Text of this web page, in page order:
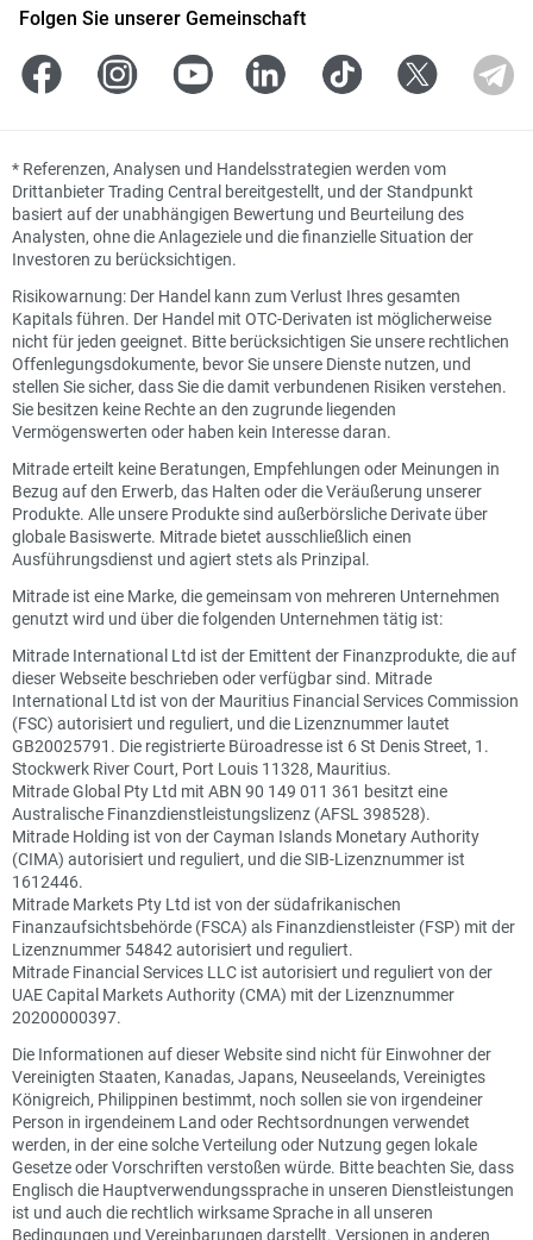
Folgen Sie unserer Gemeinschaft
* Referenzen, Analysen und Handelsstrategien werden vom
Drittanbieter Trading Central bereitgestellt, und der Standpunkt
basiert auf der unabhängigen Bewertung und Beurteilung des
Analysten, ohne die Anlageziele und die finanzielle Situation der
Investoren zu berücksichtigen.
Risikowarnung: Der Handel kann zum Verlust Ihres gesamten
Kapitals führen. Der Handel mit OTC-Derivaten ist möglicherweise
nicht für jeden geeignet. Bitte berücksichtigen Sie unsere rechtlichen
Offenlegungsdokumente, bevor Sie unsere Dienste nutzen, und
stellen Sie sicher, dass Sie die damit verbundenen Risiken verstehen.
Sie besitzen keine Rechte an den zugrunde liegenden
Vermögenswerten oder haben kein Interesse daran.
Mitrade erteilt keine Beratungen, Empfehlungen oder Meinungen in
Bezug auf den Erwerb, das Halten oder die Veräußerung unserer
Produkte. Alle unsere Produkte sind außerbörsliche Derivate über
globale Basiswerte. Mitrade bietet ausschließlich einen
Ausführungsdienst und agiert stets als Prinzipal.
Mitrade ist eine Marke, die gemeinsam von mehreren Unternehmen
genutzt wird und über die folgenden Unternehmen tätig ist:
Mitrade International Ltd ist der Emittent der Finanzprodukte, die auf
dieser Webseite beschrieben oder verfügbar sind. Mitrade
International Ltd ist von der Mauritius Financial Services Commission
(FSC) autorisiert und reguliert, und die Lizenznummer lautet
GB20025791. Die registrierte Büroadresse ist 6 St Denis Street, 1.
Stockwerk River Court, Port Louis 11328, Mauritius.
Mitrade Global Pty Ltd mit ABN 90 149 011 361 besitzt eine
Australische Finanzdienstleistungslizenz (AFSL 398528).
Mitrade Holding ist von der Cayman Islands Monetary Authority
(CIMA) autorisiert und reguliert, und die SIB-Lizenznummer ist
1612446.
Mitrade Markets Pty Ltd ist von der südafrikanischen
Finanzaufsichtsbehörde (FSCA) als Finanzdienstleister (FSP) mit der
Lizenznummer 54842 autorisiert und reguliert.
Mitrade Financial Services LLC ist autorisiert und reguliert von der
UAE Capital Markets Authority (CMA) mit der Lizenznummer
20200000397.
Die Informationen auf dieser Website sind nicht für Einwohner der
Vereinigten Staaten, Kanadas, Japans, Neuseelands, Vereinigtes
Königreich, Philippinen bestimmt, noch sollen sie von irgendeiner
Person in irgendeinem Land oder Rechtsordnungen verwendet
werden, in der eine solche Verteilung oder Nutzung gegen lokale
Gesetze oder Vorschriften verstoßen würde. Bitte beachten Sie, dass
Englisch die Hauptverwendungssprache in unseren Dienstleistungen
ist und auch die rechtlich wirksame Sprache in all unseren
Bedingungen und Vereinbarungen darstellt. Versionen in anderen